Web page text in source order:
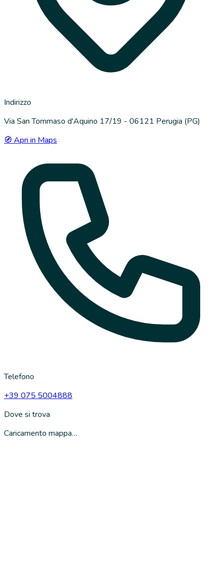
Indirizzo
Via San Tommaso d'Aquino 17/19 - 06121 Perugia (PG)
🧭 Apri in Maps
Telefono
+39 075 5004888
Dove si trova
Caricamento mappa…